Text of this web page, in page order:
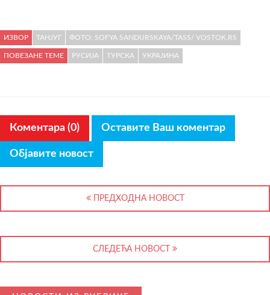
ИЗВОР ТАНЈУГ ФОТО: SOFYA SANDURSKAYA/TASS/ VOSTOK.RS
ПОВЕЗАНЕ ТЕМЕ РУСИЈА ТУРСКА УКРАЈИНА
Коментара (0) Оставите Ваш коментар
Објавите новост
ПРЕДХОДНА НОВОСТ
СЛЕДЕЋА НОВОСТ